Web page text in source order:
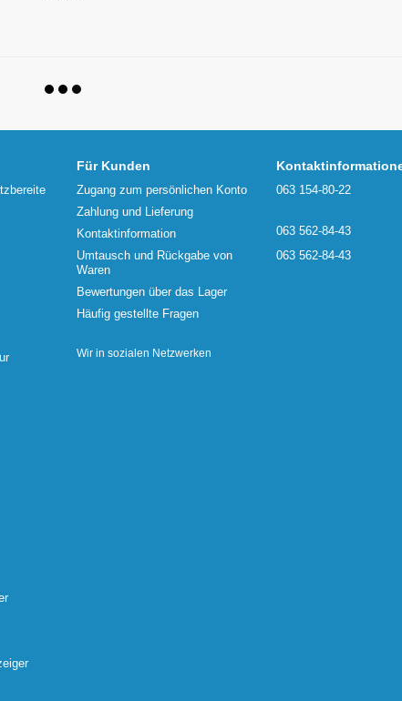
Für Kunden
Zugang zum persönlichen Konto
Zahlung und Lieferung
Kontaktinformation
Umtausch und Rückgabe von
Waren
Bewertungen über das Lager
Häufig gestellte Fragen
Wir in sozialen Netzwerken
063 154-80-22
063 562-84-43
063 562-84-43